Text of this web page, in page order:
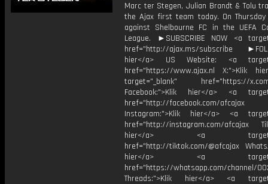
Marc ter Stegen, Julian Brandt & Tolu
the Ajax first team today. On Thursday
against Shelbourne FC in the UEFA
League. ►SUBSCRIBE NOW <a
href="http://ajax.ms/subscribe
hier</a> US Website: <a
href="https://www.ajax.nl X:">Klik
target="_blank" href="https://x.com/
Facebook:">Klik hier</a> <a
href="http://facebook.com/afcajax
Instagram:">Klik hier</a> <a
href="http://instagram.com/afcajax
hier</a> <a
href="http://tiktok.com/@afcajax
hier</a> <a
href="https://whatsapp.com/channel/
Threads:">Klik hier</a> <a